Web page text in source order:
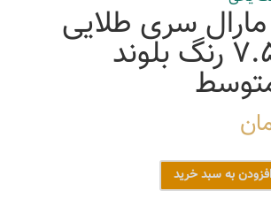
سری طلایی
شماره 7.5 رنگ بلوند
افزودن به سبد خرید